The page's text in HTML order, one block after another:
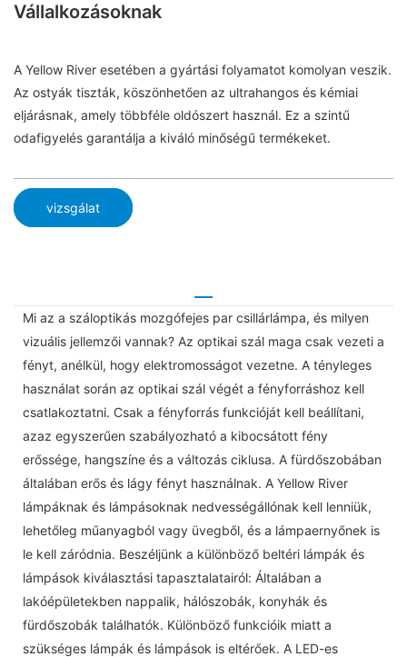
Vállalkozásoknak
A Yellow River esetében a gyártási folyamatot komolyan veszik.
Az ostyák tiszták, köszönhetően az ultrahangos és kémiai
eljárásnak, amely többféle oldószert használ. Ez a szintű
odafigyelés garantálja a kiváló minőségű termékeket.
vizsgálat
Mi az a száloptikás mozgófejes par csillárlámpa, és milyen
vizuális jellemzői vannak? Az optikai szál maga csak vezeti a
fényt, anélkül, hogy elektromosságot vezetne. A tényleges
használat során az optikai szál végét a fényforráshoz kell
csatlakoztatni. Csak a fényforrás funkcióját kell beállítani,
azaz egyszerűen szabályozható a kibocsátott fény
erőssége, hangszíne és a változás ciklusa. A fürdőszobában
általában erős és lágy fényt használnak. A Yellow River
lámpáknak és lámpásoknak nedvességállónak kell lenniük,
lehetőleg műanyagból vagy üvegből, és a lámpaernyőnek is
le kell záródnia. Beszéljünk a különböző beltéri lámpák és
lámpások kiválasztási tapasztalatairól: Általában a
lakóépületekben nappalik, hálószobák, konyhák és
fürdőszobák találhatók. Különböző funkcióik miatt a
szükséges lámpák és lámpások is eltérőek. A LED-es